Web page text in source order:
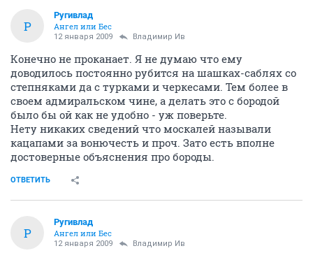
Р
Ругивлад
Ангел или Бес
12 января 2009 Владимир Ив
Конечно не проканает. Я не думаю что ему
доводилось постоянно рубится на шашках-саблях со
степняками да с турками и черкесами. Тем более в
своем адмиральском чине, а делать это с бородой
было бы ой как не удобно - уж поверьте.
Нету никаких сведений что москалей называли
кацапами за вонючесть и проч. Зато есть вполне
достоверные объяснения про бороды.
ОТВЕТИТЬ
Р
Ругивлад
Ангел или Бес
12 января 2009 Владимир Ив